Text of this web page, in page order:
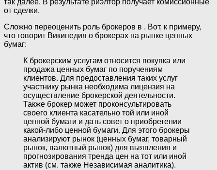
так далее. В результате риэлтор получает комиссионные
от сделки.
Сложно переоценить роль брокеров в . Вот, к примеру,
что говорит Википедия о брокерах на рынке ценных
бумаг:
К брокерским услугам относится покупка или
продажа ценных бумаг по поручениям
клиентов. Для предоставления таких услуг
участнику рынка необходима лицензия на
осуществление брокерской деятельности.
Также брокер может проконсультировать
своего клиента касательно той или иной
ценной бумаги и дать совет о приобретении
какой-либо ценной бумаги. Для этого брокеры
анализируют рынок (ценных бумаг, товарный
рынок, валютный рынок) для выявления и
прогнозирования тренда цен на тот или иной
актив (см. также Независимая аналитика).